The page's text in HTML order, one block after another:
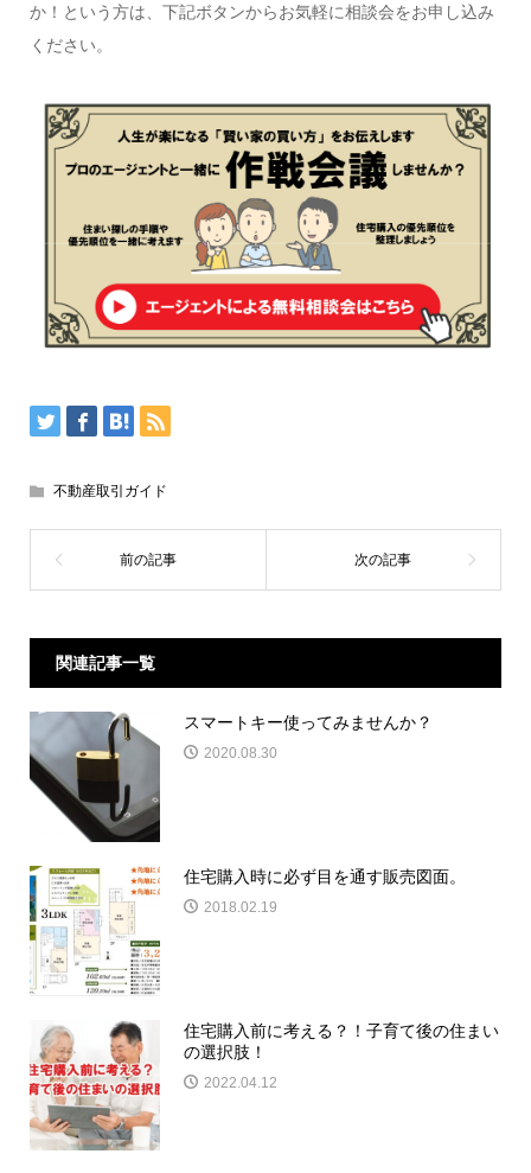
か！という方は、下記ボタンからお気軽に相談会をお申し込み
ください。
不動産取引ガイド
関連記事一覧
スマートキー使ってみませんか？
2020.08.30
住宅購入時に必ず目を通す販売図面。
2018.02.19
住宅購入前に考える？！子育て後の住まい
の選択肢！
2022.04.12